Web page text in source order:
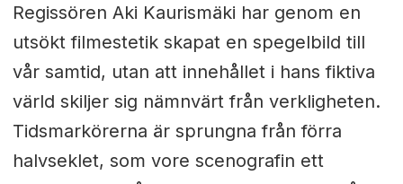
Regissören Aki Kaurismäki har genom en
utsökt filmestetik skapat en spegelbild till
vår samtid, utan att innehållet i hans fiktiva
värld skiljer sig nämnvärt från verkligheten.
Tidsmarkörerna är sprungna från förra
halvseklet, som vore scenografin ett